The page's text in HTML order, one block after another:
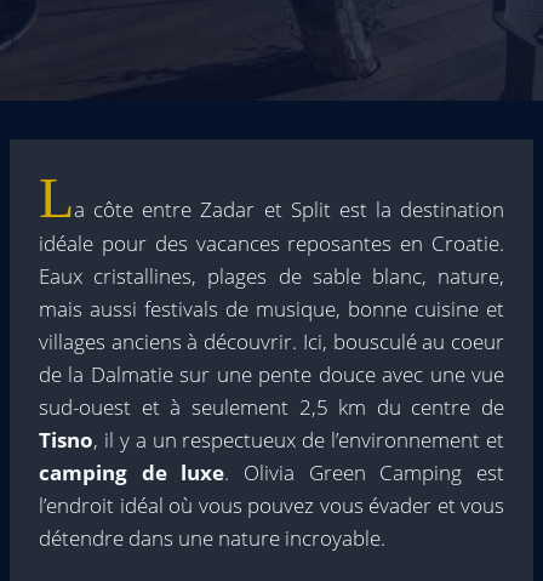
La côte entre Zadar et Split est la destination
idéale pour des vacances reposantes en Croatie.
Eaux cristallines, plages de sable blanc, nature,
mais aussi festivals de musique, bonne cuisine et
villages anciens à découvrir. Ici, bousculé au coeur
de la Dalmatie sur une pente douce avec une vue
sud-ouest et à seulement 2,5 km du centre de
Tisno, il y a un respectueux de l’environnement et
camping de luxe. Olivia Green Camping est
l’endroit idéal où vous pouvez vous évader et vous
détendre dans une nature incroyable.